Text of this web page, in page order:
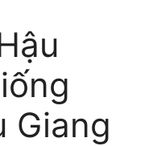
Giang